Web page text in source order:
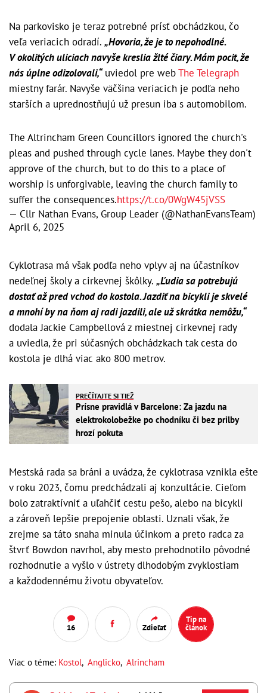
Na parkovisko je teraz potrebné prísť obchádzkou, čo
veľa veriacich odradí. „Hovoria, že je to nepohodlné.
V okolitých uliciach navyše kreslia žlté čiary. Mám pocit, že
nás úplne odizolovali,“uviedol pre webThe Telegraph
miestny farár. Navyše väčšina veriacich je podľa neho
starších a uprednostňujú už presun iba s automobilom.
The Altrincham Green Councillors ignored the church's
pleas and pushed through cycle lanes. Maybe they don't
approve of the church, but to do this to a place of
worship is unforgivable, leaving the church family to
suffer the consequences.https://t.co/0WgW45jVSS
— Cllr Nathan Evans, Group Leader (@NathanEvansTeam)
April 6, 2025
Cyklotrasa má však podľa neho vplyv aj na účastníkov
nedeľnej školy a cirkevnej škôlky. „Ľudia sa potrebujú
dostať až pred vchod do kostola. Jazdiť na bicykli je skvelé
a mnohí by na ňom aj radi jazdili, ale už skrátka nemôžu,“
dodala Jackie Campbellová z miestnej cirkevnej rady
a uviedla, že pri súčasných obchádzkach tak cesta do
kostola je dlhá viac ako 800 metrov.
PREČÍTAJTE SI TIEŽ
Prísne pravidlá v Barcelone: Za jazdu na
elektrokolobežke po chodníku či bez prilby
hrozí pokuta
Mestská rada sa bráni a uvádza, že cyklotrasa vznikla ešte
v roku 2023, čomu predchádzali aj konzultácie. Cieľom
bolo zatraktívniť a uľahčiť cestu pešo, alebo na bicykli
a zároveň lepšie prepojenie oblasti. Uznali však, že
zrejme sa táto snaha minula účinkom a preto radca za
štvrť Bowdon navrhol, aby mesto prehodnotilo pôvodné
rozhodnutie a vyšlo v ústrety dlhodobým zvyklostiam
a každodennému životu obyvateľov.
16 Zdieľať
Tip na
článok
Viac o téme: Kostol, Anglicko, Alrincham